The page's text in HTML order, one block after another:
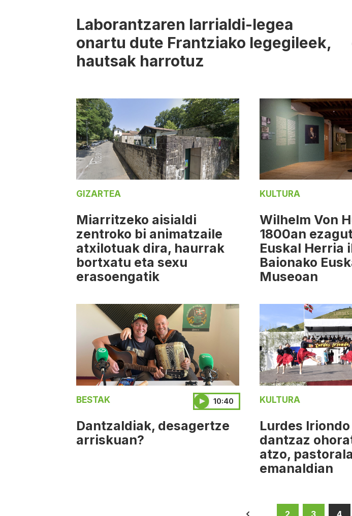
Laborantzaren larrialdi-legea
onartu dute Frantziako legegileek,
hautsak harrotuz
GIZARTEA
Miarritzeko aisialdi
zentroko bi animatzaile
atxilotuak dira, haurrak
bortxatu eta sexu
erasoengatik
KULTURA
Wilhelm Von
1800an
Euskal Herria
Baionako
Museoan
BESTAK 10:40
Dantzaldiak, desagertze
arriskuan?
KULTURA
Lurdes
dantzaz
atzo,
emanaldian
2 3 4